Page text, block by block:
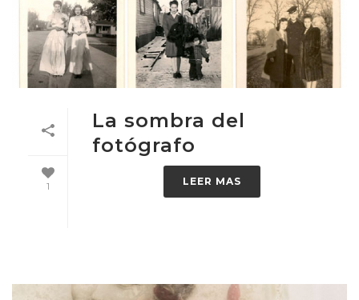
1
La sombra del
fotógrafo
LEER MAS